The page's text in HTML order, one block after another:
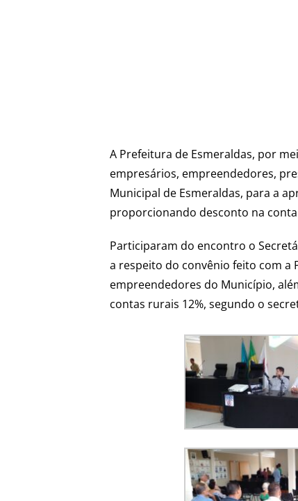
A Prefeitura de Esmeraldas, por
empresários, empreendedores,
Municipal de Esmeraldas, para a
proporcionando desconto na
Participaram do encontro o
a respeito do convênio feito com a
empreendedores do Município,
contas rurais 12%, segundo o